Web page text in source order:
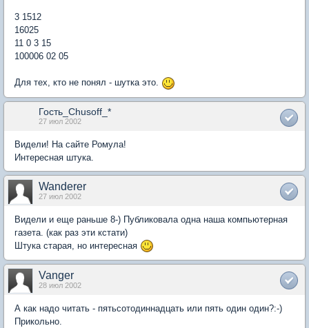
3 1512
16025
11 0 3 15
100006 02 05
Для тех, кто не понял - шутка это.
Гость_Chusoff_*
27 июл 2002
Видели! На сайте Ромула!
Интересная штука.
Wanderer
27 июл 2002
Видели и еще раньше 8-) Публиковала одна наша компьютерная
газета. (как раз эти кстати)
Штука старая, но интересная
Vanger
28 июл 2002
А как надо читать - пятьсотодиннадцать или пять один один?:-)
Прикольно.